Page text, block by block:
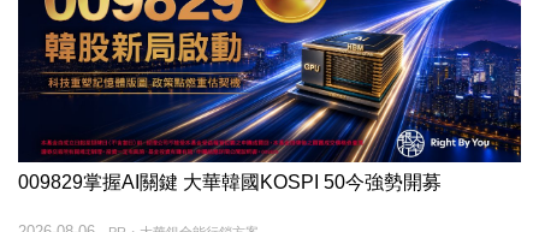
009829掌握AI關鍵 大華韓國KOSPI 50今強勢開募